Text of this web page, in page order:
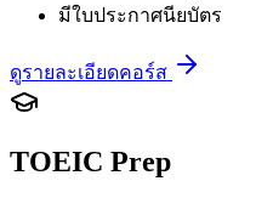
มีใบประกาศนียบัตร
ดูรายละเอียดคอร์ส
TOEIC Prep